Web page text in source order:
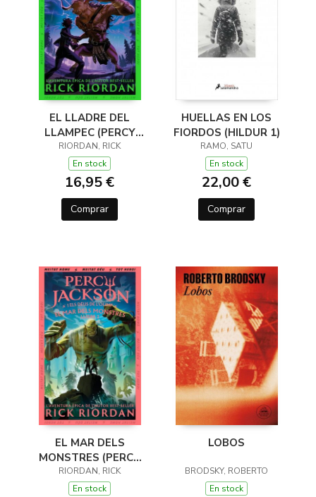
EL LLADRE DEL
LLAMPEC (PERCY
JACKSON I ELS DÉUS
DE L'OLIMP 1)
RIORDAN, RICK
En stock
16,95 €
Comprar
HUELLAS EN LOS
FIORDOS (HILDUR 1)
RAMO, SATU
En stock
22,00 €
Comprar
EL MAR DELS
MONSTRES (PERCY
JACKSON I ELS DÉUS
DE L'OLIMP 2)
RIORDAN, RICK
En stock
LOBOS
BRODSKY, ROBERTO
En stock